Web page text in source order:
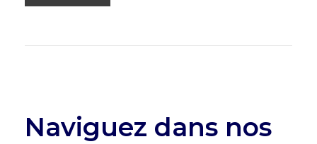
Naviguez dans nos